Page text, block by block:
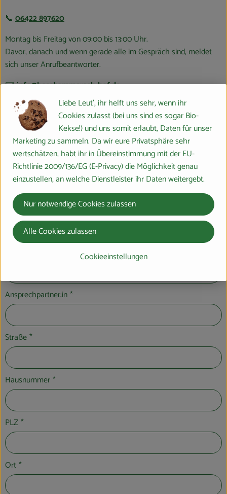
📞 06422 897620
Montag bis Freitag von 09:00 bis 13:00 Uhr.
Davor, danach und wenn gerade alle im Gespräch sind, meldet
sich unser Anrufbeantworter.
✉️info@bosshammersch-hof.de
Nutze das nebenstehende Kontaktformular oder schicke uns
einen Brief an Boßhammersch Hof, Marburger Ring 46, 35274
Großseelheim
💡FAQ
Manche Fragen kommen häufiger vor. Deswegen haben wir die
Antworten dazu schonmal gesammelt. Vielleicht wirst du also
direkt auf unserer FAQ-Seite fündig.
Wir möchten eine Kiste!
Ansprechpartner:in*
Straße*
Hausnummer*
PLZ*
Ort*
Liebe Leut', ihr helft uns sehr, wenn ihr
Cookies zulasst (bei uns sind es sogar Bio-
Kekse!) und uns somit erlaubt, Daten für unser
Marketing zu sammeln. Da wir eure Privatsphäre sehr
wertschätzen, habt ihr in Übereinstimmung mit der EU-
Richtlinie 2009/136/EG (E-Privacy) die Möglichkeit genau
einzustellen, an welche Dienstleister ihr Daten weitergebt.
Cookieeinstellungen
Nur notwendige Cookies zulassen
Alle Cookies zulassen